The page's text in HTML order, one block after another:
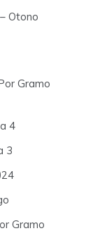
Otono
Gramo
4
3
Gramo